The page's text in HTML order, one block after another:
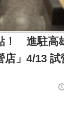
！ 進駐高
店」4/13 試